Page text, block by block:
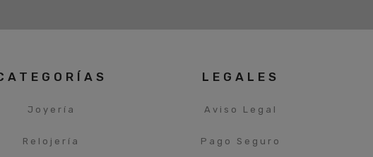
Joyería
Relojería
LEGALES
Aviso Legal
Pago Seguro